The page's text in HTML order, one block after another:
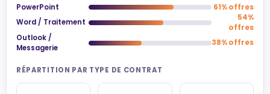
PowerPoint
61% offres
Word / Traitement
54%
offres
Outlook /
Messagerie
38% offres
RÉPARTITION PAR TYPE DE CONTRAT